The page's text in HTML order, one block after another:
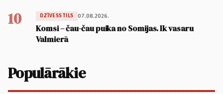
10 DZĪVESSTILS 07.08.2026.
Komsi – čau-čau puika no Somijas. Ik vasaru
Valmierā
Populārākie